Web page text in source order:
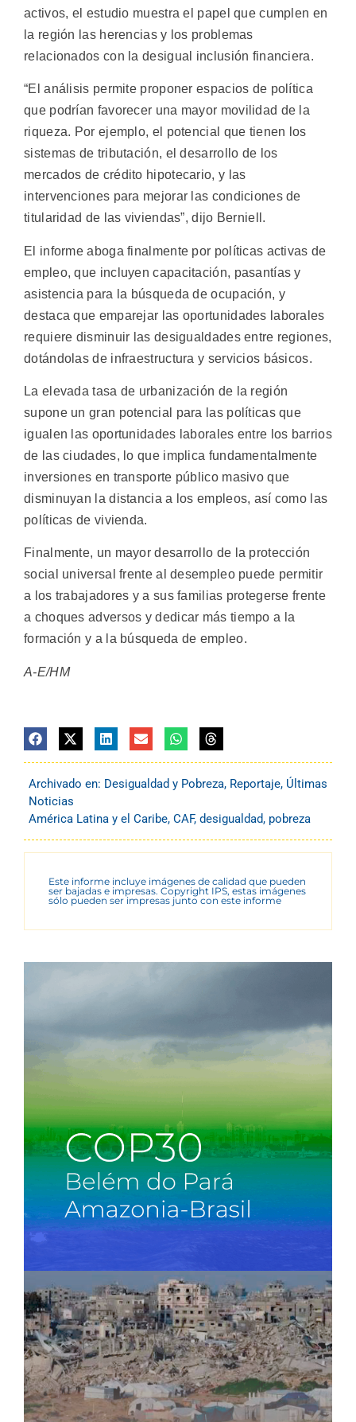
activos, el estudio muestra el papel que cumplen en
la región las herencias y los problemas
relacionados con la desigual inclusión financiera.
“El análisis permite proponer espacios de política
que podrían favorecer una mayor movilidad de la
riqueza. Por ejemplo, el potencial que tienen los
sistemas de tributación, el desarrollo de los
mercados de crédito hipotecario, y las
intervenciones para mejorar las condiciones de
titularidad de las viviendas”, dijo Berniell.
El informe aboga finalmente por políticas activas de
empleo, que incluyen capacitación, pasantías y
asistencia para la búsqueda de ocupación, y
destaca que emparejar las oportunidades laborales
requiere disminuir las desigualdades entre regiones,
dotándolas de infraestructura y servicios básicos.
La elevada tasa de urbanización de la región
supone un gran potencial para las políticas que
igualen las oportunidades laborales entre los barrios
de las ciudades, lo que implica fundamentalmente
inversiones en transporte público masivo que
disminuyan la distancia a los empleos, así como las
políticas de vivienda.
Finalmente, un mayor desarrollo de la protección
social universal frente al desempleo puede permitir
a los trabajadores y a sus familias protegerse frente
a choques adversos y dedicar más tiempo a la
formación y a la búsqueda de empleo.
A-E/HM
Archivado en: Desigualdad y Pobreza, Reportaje, Últimas
Noticias
América Latina y el Caribe, CAF, desigualdad, pobreza
Este informe incluye imágenes de calidad que pueden
ser bajadas e impresas. Copyright IPS, estas imágenes
sólo pueden ser impresas junto con este informe